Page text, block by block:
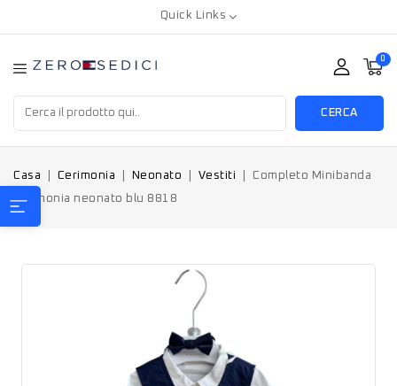
Quick Links
0
CERCA
Casa Cerimonia Neonato Vestiti
Completo Minibanda
cerimonia neonato blu 8818